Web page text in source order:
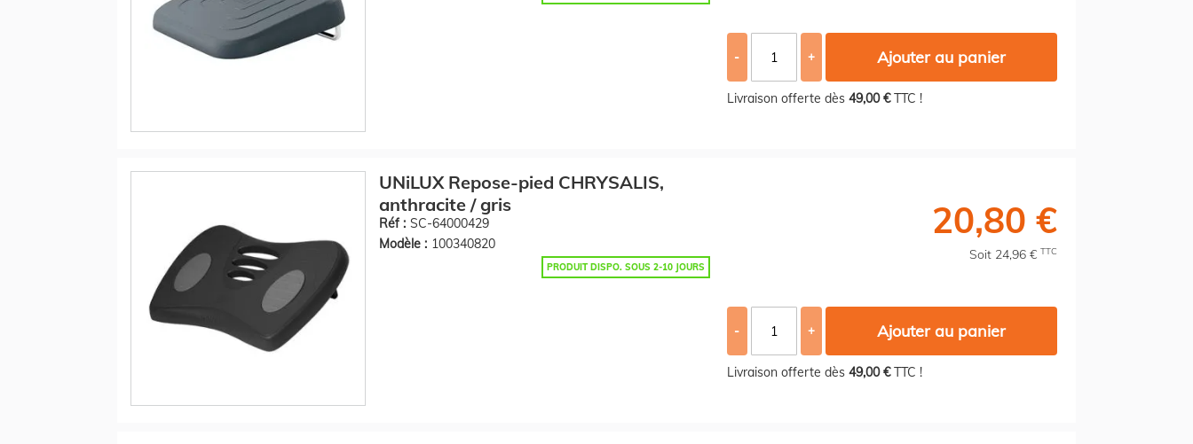
- + Ajouter au panier
Livraison offerte dès 49,00 €TTC !
UNiLUX Repose-pied CHRYSALIS,
anthracite / gris
Réf : SC-64000429
Modèle : 100340820
PRODUIT DISPO. SOUS 2-10 JOURS
20,80 €
Soit 24,96 € TTC
- + Ajouter au panier
Livraison offerte dès 49,00 €TTC !